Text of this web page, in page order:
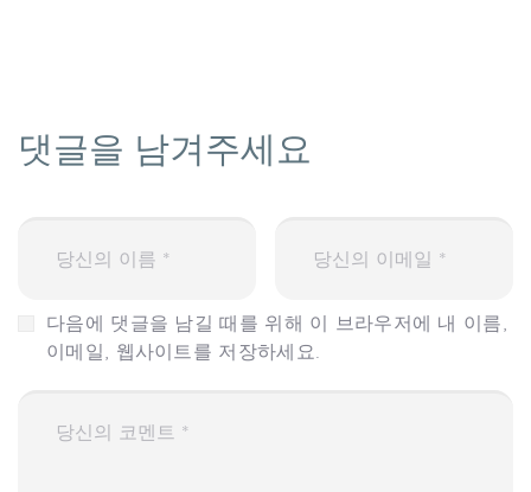
댓글을 남겨주세요
다음에 댓글을 남길 때를 위해 이 브라우저에 내 이름,
이메일, 웹사이트를 저장하세요.